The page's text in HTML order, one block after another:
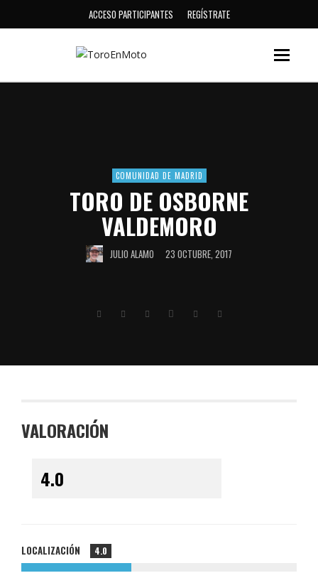
ACCESO PARTICIPANTES REGÍSTRATE
COMUNIDAD DE MADRID
TORO DE OSBORNE
VALDEMORO
JULIO ALAMO 23 OCTUBRE, 2017
VALORACIÓN
LOCALIZACIÓN 4.0